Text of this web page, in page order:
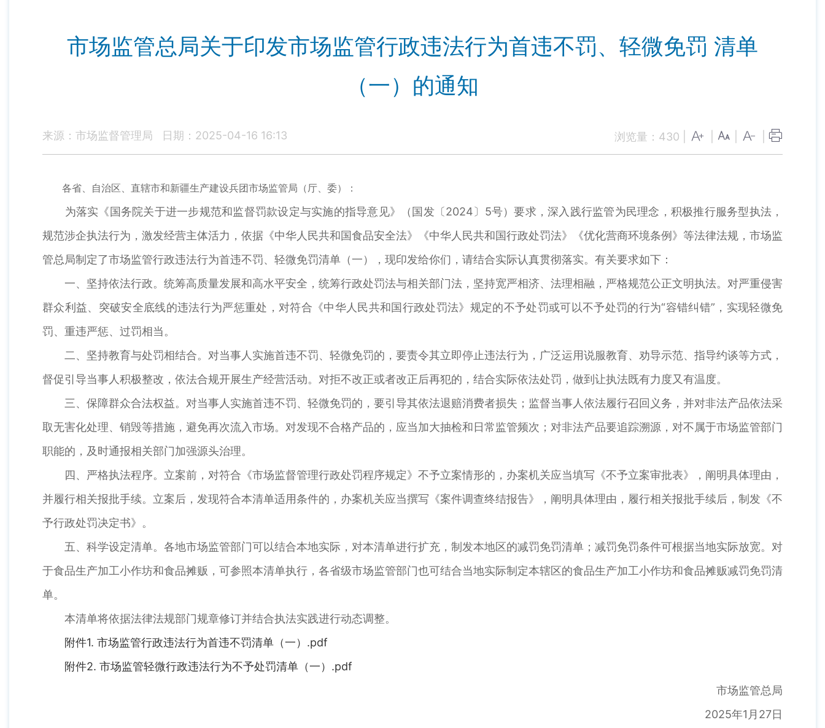
市场监管总局关于印发市场监管行政违法行为首违不罚、轻微免罚 清单
（一）的通知
来源：市场监督管理局 日期：2025-04-16 16:13 浏览量： 430
各省、自治区、直辖市和新疆生产建设兵团市场监管局（厅、委）：
为落实《国务院关于进一步规范和监督罚款设定与实施的指导意见》（国发〔2024〕5号）要求，深入践行监管为民理念，积极推行服务型执法，
规范涉企执法行为，激发经营主体活力，依据《中华人民共和国食品安全法》《中华人民共和国行政处罚法》《优化营商环境条例》等法律法规，市场监
管总局制定了市场监管行政违法行为首违不罚、轻微免罚清单（一），现印发给你们，请结合实际认真贯彻落实。有关要求如下：
一、坚持依法行政。统筹高质量发展和高水平安全，统筹行政处罚法与相关部门法，坚持宽严相济、法理相融，严格规范公正文明执法。对严重侵害
群众利益、突破安全底线的违法行为严惩重处，对符合《中华人民共和国行政处罚法》规定的不予处罚或可以不予处罚的行为“容错纠错”，实现轻微免
罚、重违严惩、过罚相当。
二、坚持教育与处罚相结合。对当事人实施首违不罚、轻微免罚的，要责令其立即停止违法行为，广泛运用说服教育、劝导示范、指导约谈等方式，
督促引导当事人积极整改，依法合规开展生产经营活动。对拒不改正或者改正后再犯的，结合实际依法处罚，做到让执法既有力度又有温度。
三、保障群众合法权益。对当事人实施首违不罚、轻微免罚的，要引导其依法退赔消费者损失；监督当事人依法履行召回义务，并对非法产品依法采
取无害化处理、销毁等措施，避免再次流入市场。对发现不合格产品的，应当加大抽检和日常监管频次；对非法产品要追踪溯源，对不属于市场监管部门
职能的，及时通报相关部门加强源头治理。
四、严格执法程序。立案前，对符合《市场监督管理行政处罚程序规定》不予立案情形的，办案机关应当填写《不予立案审批表》，阐明具体理由，
并履行相关报批手续。立案后，发现符合本清单适用条件的，办案机关应当撰写《案件调查终结报告》，阐明具体理由，履行相关报批手续后，制发《不
予行政处罚决定书》。
五、科学设定清单。各地市场监管部门可以结合本地实际，对本清单进行扩充，制发本地区的减罚免罚清单；减罚免罚条件可根据当地实际放宽。对
于食品生产加工小作坊和食品摊贩，可参照本清单执行，各省级市场监管部门也可结合当地实际制定本辖区的食品生产加工小作坊和食品摊贩减罚免罚清
单。
本清单将依据法律法规部门规章修订并结合执法实践进行动态调整。
附件1. 市场监管行政违法行为首违不罚清单（一）.pdf
附件2. 市场监管轻微行政违法行为不予处罚清单（一）.pdf
市场监管总局
2025年1月27日